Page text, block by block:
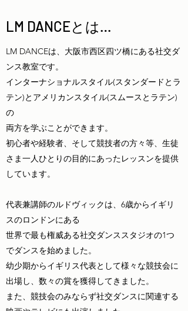
LM DANCEとは…
LM DANCEは、大阪市西区四ツ橋にある社交ダ
ンス教室です。
インターナショナルスタイル(スタンダードとラ
テン)とアメリカンスタイル(スムースとラテン)
の
両方を学ぶことができます。
初心者や経験者、そして競技者の方々等、生徒
さま一人ひとりの目的にあったレッスンを提供
しています。
代表兼講師のルドヴィックは、6歳からイギリ
スのロンドンにある
世界で最も権威ある社交ダンススタジオの1つ
でダンスを始めました。
幼少期からイギリス代表として様々な競技会に
出場し、数々の賞を獲得してきました。
また、競技会のみならず社交ダンスに関連する